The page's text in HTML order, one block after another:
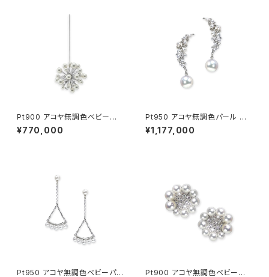
Pt900 アコヤ無調色ベビーパ
ール ダイヤモンド ピアス（片方）
¥770,000
Pt950 アコヤ無調色パール ダ
イヤモンド ピアス
¥1,177,000
Pt950 アコヤ無調色ベビーパ Pt900 アコヤ無調色ベビーパ